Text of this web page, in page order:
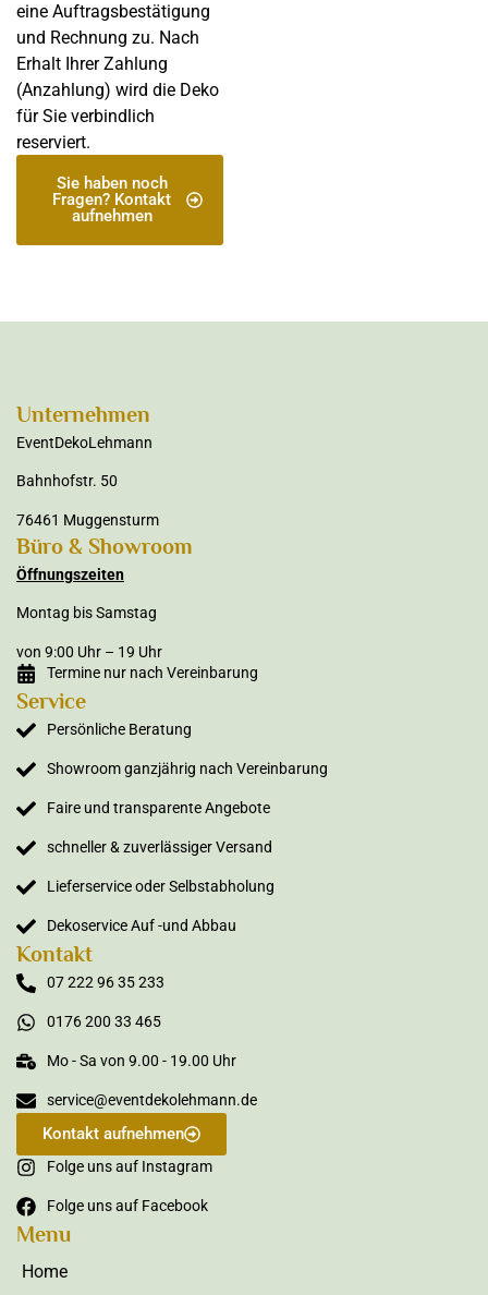
eine Auftragsbestätigung
und Rechnung zu. Nach
Erhalt Ihrer Zahlung
(Anzahlung) wird die Deko
für Sie verbindlich
reserviert.
Sie haben noch
Fragen? Kontakt
aufnehmen
Unternehmen
EventDekoLehmann
Bahnhofstr. 50
76461 Muggensturm
Büro & Showroom
Öffnungszeiten
Montag bis Samstag
von 9:00 Uhr – 19 Uhr
Termine nur nach Vereinbarung
Service
Persönliche Beratung
Showroom ganzjährig nach Vereinbarung
Faire und transparente Angebote
schneller & zuverlässiger Versand
Lieferservice oder Selbstabholung
Dekoservice Auf -und Abbau
Kontakt
07 222 96 35 233
0176 200 33 465
Mo - Sa von 9.00 - 19.00 Uhr
service@eventdekolehmann.de
Kontakt aufnehmen
Folge uns auf Instagram
Folge uns auf Facebook
Menu
Home